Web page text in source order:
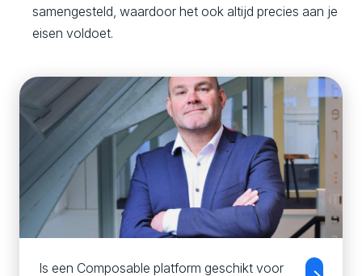
samengesteld, waardoor het ook altijd precies aan je
eisen voldoet.
Is een Composable platform geschikt voor